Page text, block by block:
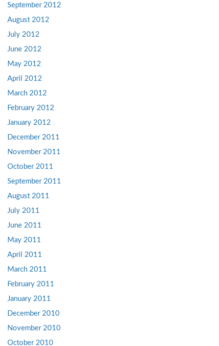
September 2012
August 2012
July 2012
June 2012
May 2012
April 2012
March 2012
February 2012
January 2012
December 2011
November 2011
October 2011
September 2011
August 2011
July 2011
June 2011
May 2011
April 2011
March 2011
February 2011
January 2011
December 2010
November 2010
October 2010